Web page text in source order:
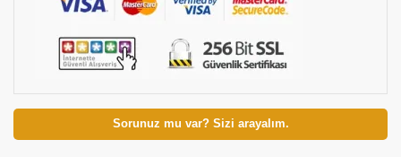
Sorunuz mu var? Sizi arayalım.